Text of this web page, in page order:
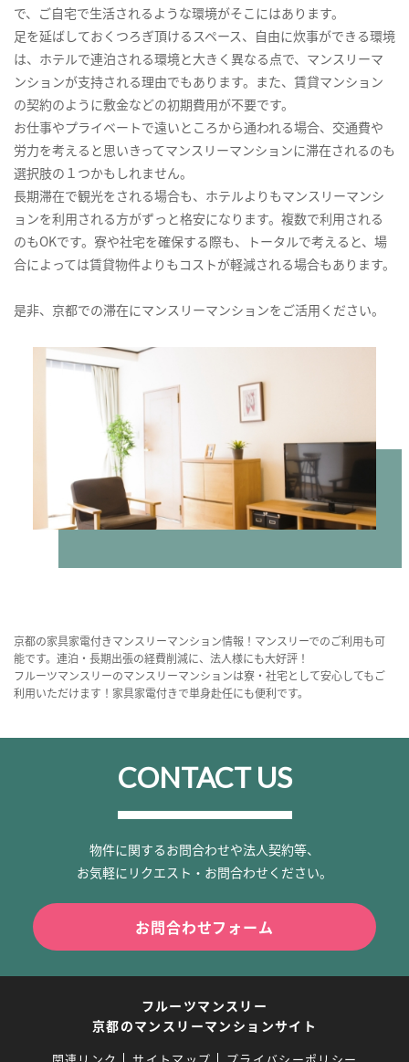
で、ご自宅で生活されるような環境がそこにはあります。
足を延ばしておくつろぎ頂けるスペース、自由に炊事ができる環境
は、ホテルで連泊される環境と大きく異なる点で、マンスリーマ
ンションが支持される理由でもあります。また、賃貸マンション
の契約のように敷金などの初期費用が不要です。
お仕事やプライベートで遠いところから通われる場合、交通費や
労力を考えると思いきってマンスリーマンションに滞在されるのも
選択肢の１つかもしれません。
長期滞在で観光をされる場合も、ホテルよりもマンスリーマンシ
ョンを利用される方がずっと格安になります。複数で利用される
のもOKです。寮や社宅を確保する際も、トータルで考えると、場
合によっては賃貸物件よりもコストが軽減される場合もあります。
是非、京都での滞在にマンスリーマンションをご活用ください。
京都の家具家電付きマンスリーマンション情報！マンスリーでのご利用も可
能です。連泊・長期出張の経費削減に、法人様にも大好評！
フルーツマンスリーのマンスリーマンションは寮・社宅として安心してもご
利用いただけます！家具家電付きで単身赴任にも便利です。
CONTACT US
物件に関するお問合わせや法人契約等、
お気軽にリクエスト・お問合わせください。
お問合わせフォーム
フルーツマンスリー
京都のマンスリーマンションサイト
関連リンク サイトマップ プライバシーポリシー